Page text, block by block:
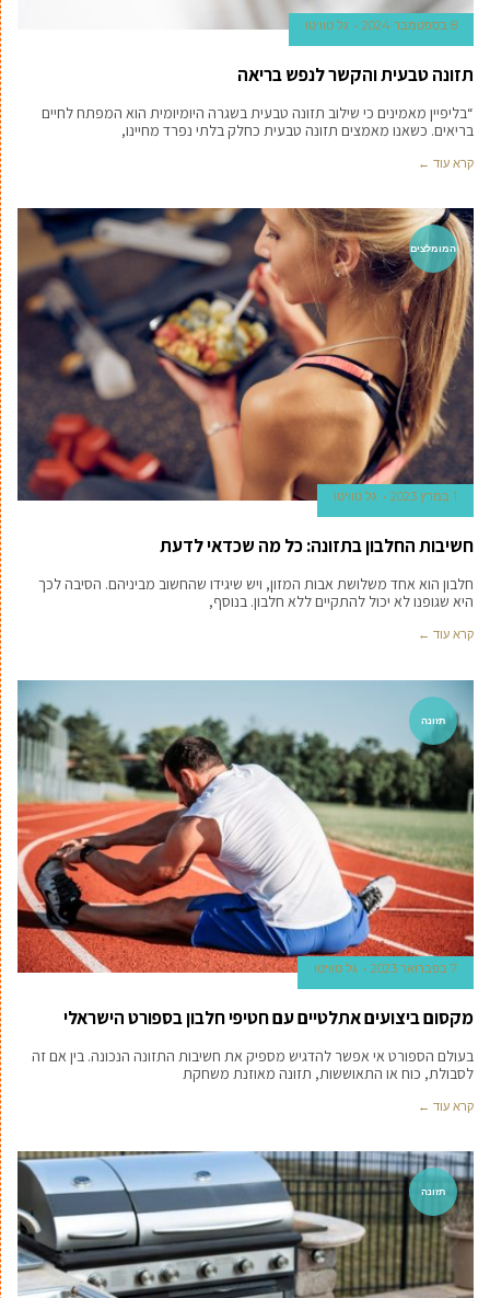
8 בספטמבר 2024 גל טוויטו
תזונה טבעית והקשר לנפש בריאה
“בליפיין מאמינים כי שילוב תזונה טבעית בשגרה היומיומית הוא המפתח לחיים
בריאים. כשאנו מאמצים תזונה טבעית כחלק בלתי נפרד מחיינו,
קרא עוד ←
המומלצים
1 במרץ 2023 גל טוויטו
חשיבות החלבון בתזונה: כל מה שכדאי לדעת
חלבון הוא אחד משלושת אבות המזון, ויש שיגידו שהחשוב מביניהם. הסיבה לכך
היא שגופנו לא יכול להתקיים ללא חלבון. בנוסף,
קרא עוד ←
תזונה
7 בפברואר 2023 גל טוויטו
מקסום ביצועים אתלטיים עם חטיפי חלבון בספורט הישראלי
בעולם הספורט אי אפשר להדגיש מספיק את חשיבות התזונה הנכונה. בין אם זה
לסבולת, כוח או התאוששות, תזונה מאוזנת משחקת
קרא עוד ←
תזונה